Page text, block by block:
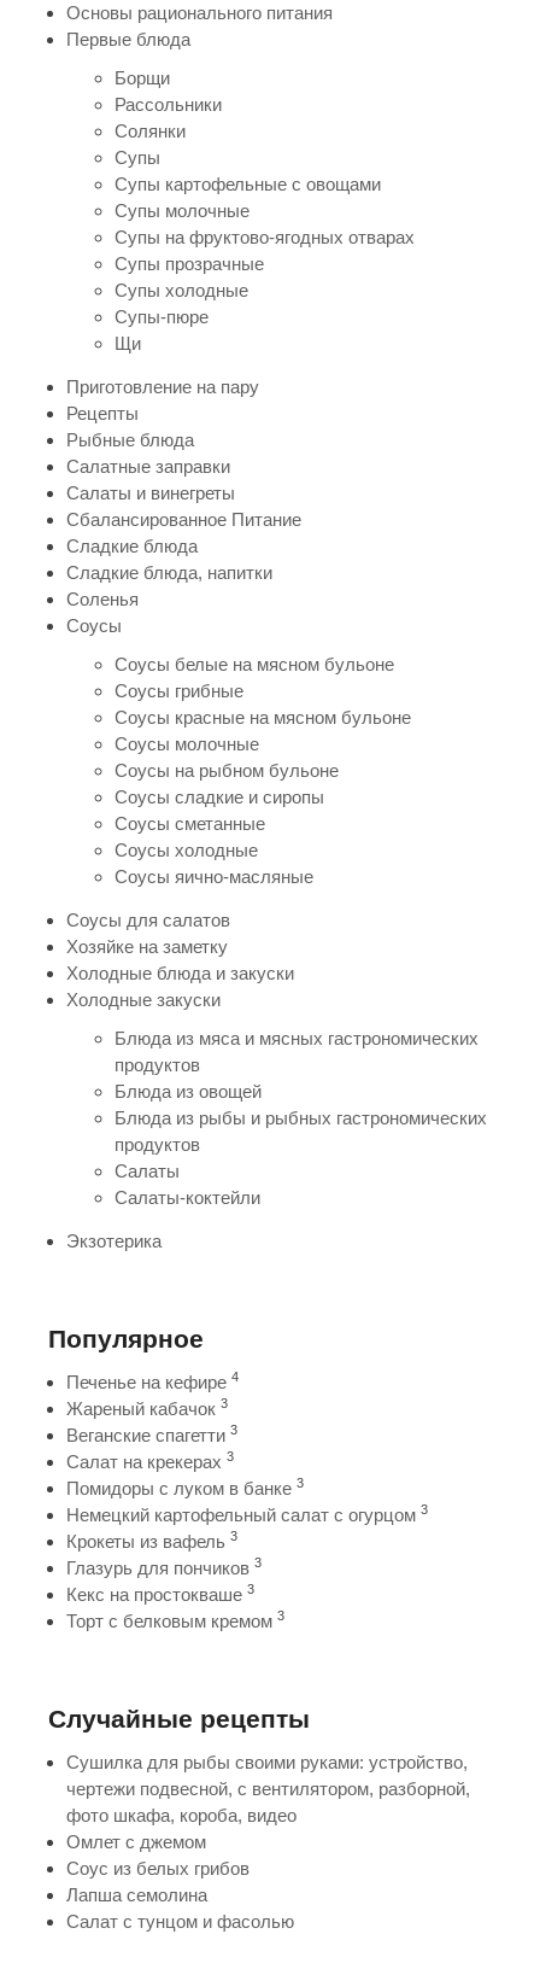
Основы рационального питания
Первые блюда
Борщи
Рассольники
Солянки
Супы
Супы картофельные с овощами
Супы молочные
Супы на фруктово-ягодных отварах
Супы прозрачные
Супы холодные
Супы-пюре
Щи
Приготовление на пару
Рецепты
Рыбные блюда
Салатные заправки
Салаты и винегреты
Сбалансированное Питание
Сладкие блюда
Сладкие блюда, напитки
Соленья
Соусы
Соусы белые на мясном бульоне
Соусы грибные
Соусы красные на мясном бульоне
Соусы молочные
Соусы на рыбном бульоне
Соусы сладкие и сиропы
Соусы сметанные
Соусы холодные
Соусы яично-масляные
Соусы для салатов
Хозяйке на заметку
Холодные блюда и закуски
Холодные закуски
Блюда из мяса и мясных гастрономических
продуктов
Блюда из овощей
Блюда из рыбы и рыбных гастрономических
продуктов
Салаты
Салаты-коктейли
Экзотерика
Популярное
Печенье на кефире 4
Жареный кабачок 3
Веганские спагетти 3
Салат на крекерах 3
Помидоры с луком в банке 3
Немецкий картофельный салат с огурцом 3
Крокеты из вафель 3
Глазурь для пончиков 3
Кекс на простокваше 3
Торт с белковым кремом 3
Случайные рецепты
Сушилка для рыбы своими руками: устройство,
чертежи подвесной, с вентилятором, разборной,
фото шкафа, короба, видео
Омлет с джемом
Соус из белых грибов
Лапша семолина
Салат с тунцом и фасолью